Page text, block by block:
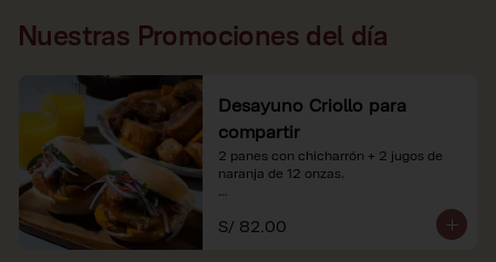
Nuestras Promociones del día
Desayuno Criollo para
compartir
2 panes con chicharrón + 2 jugos de
naranja de 12 onzas.
*Nuestros precios están expresados en
soles e incluyen impuestos de ley y
S/ 82.00